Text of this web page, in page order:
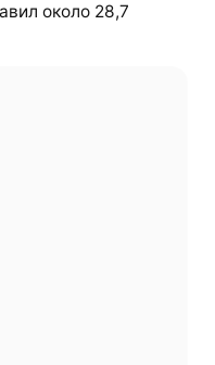
около 28,7